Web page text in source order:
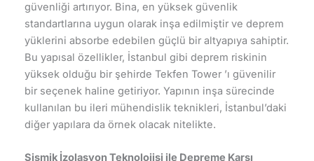
güvenliği artırıyor. Bina, en yüksek güvenlik
standartlarına uygun olarak inşa edilmiştir ve deprem
yüklerini absorbe edebilen güçlü bir altyapıya sahiptir.
Bu yapısal özellikler, İstanbul gibi deprem riskinin
yüksek olduğu bir şehirde Tekfen Tower ’ı güvenilir
bir seçenek haline getiriyor. Yapının inşa sürecinde
kullanılan bu ileri mühendislik teknikleri, İstanbul’daki
diğer yapılara da örnek olacak nitelikte.
Sismik İzolasyon Teknolojisi ile Depreme Karşı